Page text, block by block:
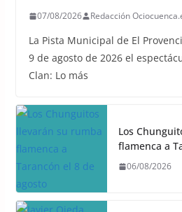
07/08/2026 Redacción
La Pista Municipal de El
9 de agosto de 2026 el
Clan: Lo más
Los
flamenca a
06/08/2026